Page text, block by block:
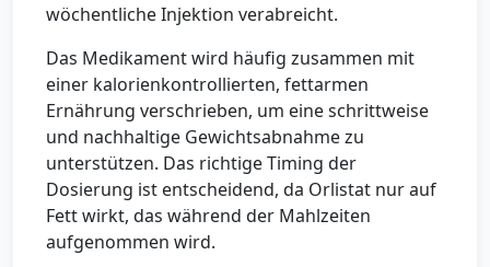
wöchentliche Injektion verabreicht.
Das Medikament wird häufig zusammen mit
einer kalorienkontrollierten, fettarmen
Ernährung verschrieben, um eine schrittweise
und nachhaltige Gewichtsabnahme zu
unterstützen. Das richtige Timing der
Dosierung ist entscheidend, da Orlistat nur auf
Fett wirkt, das während der Mahlzeiten
aufgenommen wird.